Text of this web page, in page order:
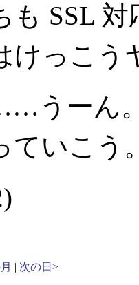
も SSL
けっこう
ーん。
ていこう
| 次の日>